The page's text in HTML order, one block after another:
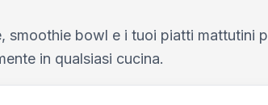
smoothie bowl e i tuoi piatti mattutini
in qualsiasi cucina.